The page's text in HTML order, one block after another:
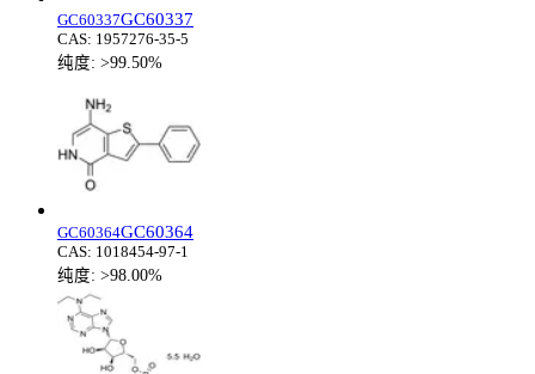
GC60337GC60337
CAS: 1957276-35-5
纯度: >99.50%
GC60364GC60364
CAS: 1018454-97-1
纯度: >98.00%